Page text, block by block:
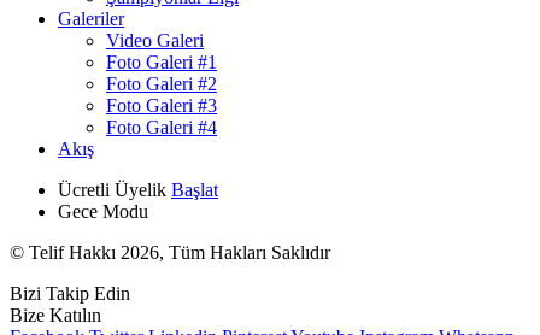
Galeriler
Video Galeri
Foto Galeri #1
Foto Galeri #2
Foto Galeri #3
Foto Galeri #4
Akış
Ücretli Üyelik Başlat
Gece Modu
© Telif Hakkı 2026, Tüm Hakları Saklıdır
Bizi Takip Edin
Bize Katılın